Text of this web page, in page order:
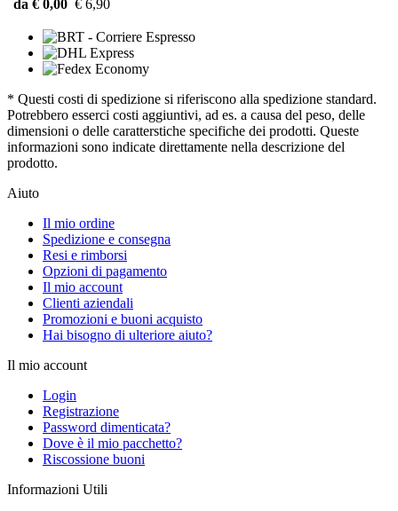
da € 0,00 € 6,90
* Questi costi di spedizione si riferiscono alla spedizione standard.
Potrebbero esserci costi aggiuntivi, ad es. a causa del peso, delle
dimensioni o delle caratterstiche specifiche dei prodotti. Queste
informazioni sono indicate direttamente nella descrizione del
prodotto.
Aiuto
Il mio ordine
Spedizione e consegna
Resi e rimborsi
Opzioni di pagamento
Il mio account
Clienti aziendali
Promozioni e buoni acquisto
Hai bisogno di ulteriore aiuto?
Il mio account
Login
Registrazione
Password dimenticata?
Dove è il mio pacchetto?
Riscossione buoni
Informazioni Utili